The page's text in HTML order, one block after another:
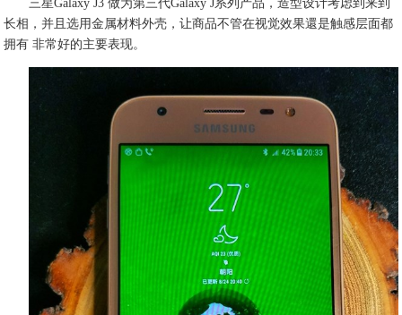
三星Galaxy J3 做为第三代Galaxy J系列产品，造型设计考虑到来到
长相，并且选用金属材料外壳，让商品不管在视觉效果還是触感层面都
拥有 非常好的主要表现。